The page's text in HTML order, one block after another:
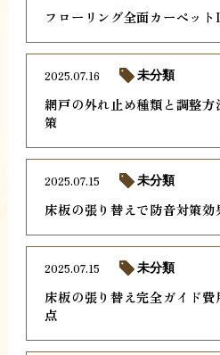
フローリング全面カーペッ
網戸の外れ止め種類と調整
策
2025.07.16 未分類
床板の張り替えで防音対策効
2025.07.15 未分類
床板の張り替え完全ガイド
点
2025.07.15 未分類